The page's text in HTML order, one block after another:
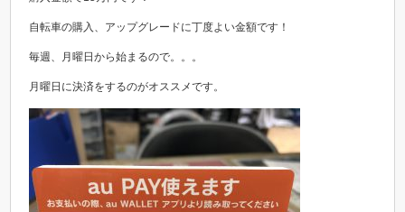
自転車の購入、アップグレードに丁度よい金額です！
毎週、月曜日から始まるので。。。
月曜日に決済をするのがオススメです。